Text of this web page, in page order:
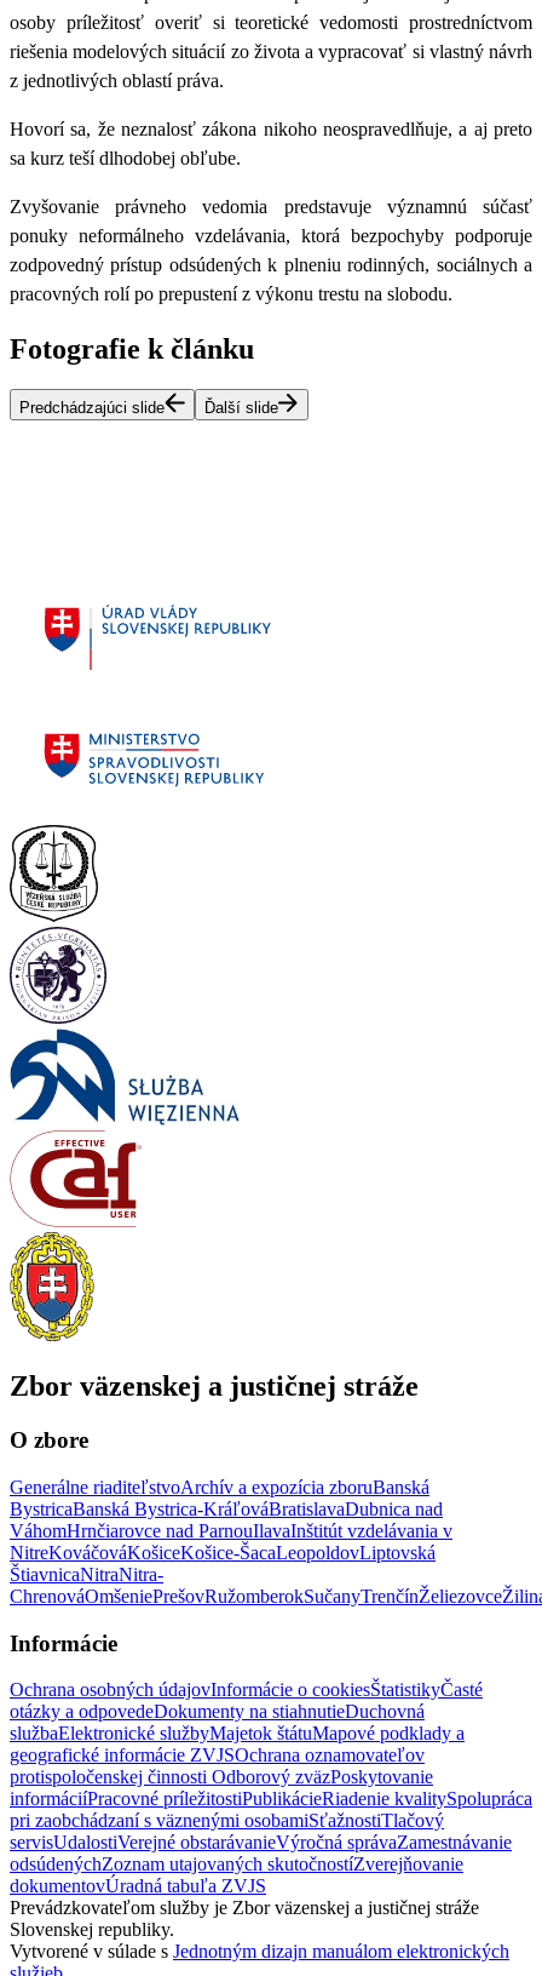
osoby príležitosť overiť si teoretické vedomosti prostredníctvom
riešenia modelových situácií zo života a vypracovať si vlastný návrh
z jednotlivých oblastí práva.
Hovorí sa, že neznalosť zákona nikoho neospravedlňuje, a aj preto
sa kurz teší dlhodobej obľube.
Zvyšovanie právneho vedomia predstavuje významnú súčasť
ponuky neformálneho vzdelávania, ktorá bezpochyby podporuje
zodpovedný prístup odsúdených k plneniu rodinných, sociálnych a
pracovných rolí po prepustení z výkonu trestu na slobodu.
Fotografie k článku
Predchádzajúci slide Ďalší slide
Zbor väzenskej a justičnej stráže
O zbore
Generálne riaditeľstvoArchív a expozícia zboruBanská
BystricaBanská Bystrica-KráľováBratislavaDubnica nad
VáhomHrnčiarovce nad ParnouIlavaInštitút vzdelávania v
NitreKováčováKošiceKošice-ŠacaLeopoldovLiptovská
ŠtiavnicaNitraNitra-
ChrenováOmšeniePrešovRužomberokSučanyTrenčínŽeliezovce
Informácie
Ochrana osobných údajovInformácie o cookiesŠtatistikyČasté
otázky a odpovedeDokumenty na stiahnutieDuchovná
službaElektronické službyMajetok štátuMapové podklady a
geografické informácie ZVJSOchrana oznamovateľov
protispoločenskej činnosti Odborový zväzPoskytovanie
informáciíPracovné príležitostiPublikácieRiadenie kvalitySpolupráca
pri zaobchádzaní s väznenými osobamiSťažnostiTlačový
servisUdalostiVerejné obstarávanieVýročná správaZamestnávanie
odsúdenýchZoznam utajovaných skutočnostíZverejňovanie
dokumentovÚradná tabuľa ZVJS
Prevádzkovateľom služby je Zbor väzenskej a justičnej stráže
Slovenskej republiky.
Vytvorené v súlade s Jednotným dizajn manuálom elektronických